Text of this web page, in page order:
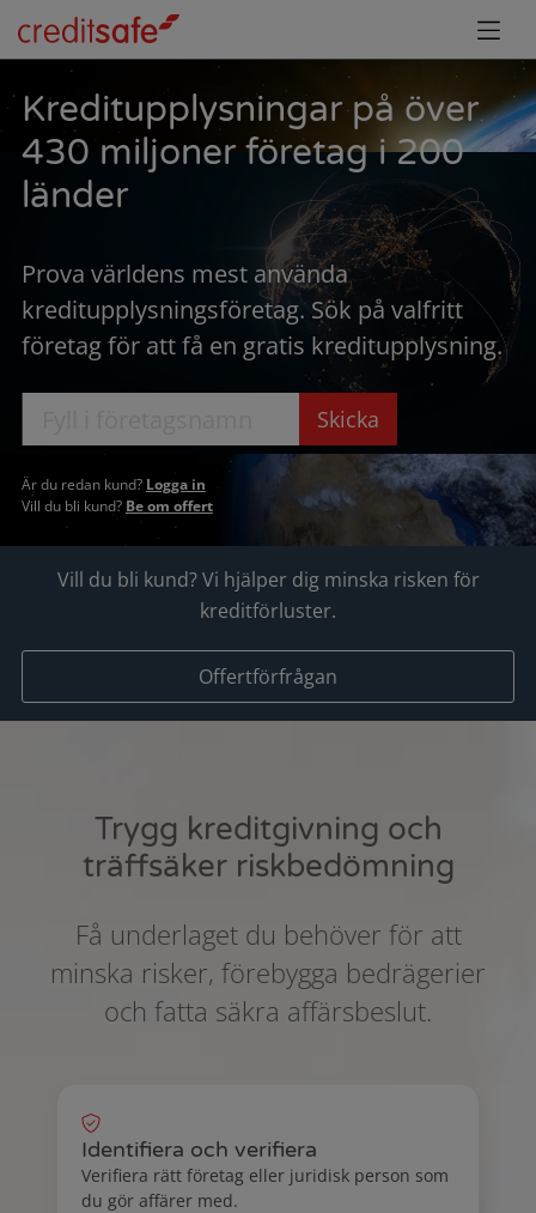
Kreditupplysningar på över
430 miljoner företag i 200
länder
Prova världens mest använda
kreditupplysningsföretag. Sök på valfritt
företag för att få en gratis kreditupplysning.
Skicka
Är du redan kund? Logga in
Vill du bli kund? Be om offert
Vill du bli kund? Vi hjälper dig minska risken för
kreditförluster.
Offertförfrågan
Trygg kreditgivning och
träffsäker riskbedömning
Få underlaget du behöver för att
minska risker, förebygga bedrägerier
och fatta säkra affärsbeslut.
Identifiera och verifiera
Verifiera rätt företag eller juridisk person som
du gör affärer med.